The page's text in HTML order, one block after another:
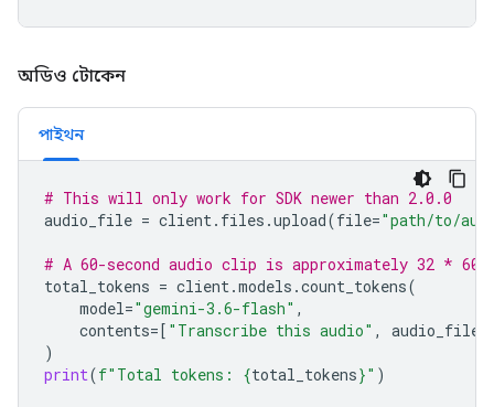
অডিও টোকেন
পাইথন
# This will only work for SDK newer than 2.0.0
audio_file = client. files .upload(file="path/to/
# A 60-second audio clip is approximately 32 * 60
total_tokens = client.models .count_tokens(
model="gemini-3.6-flash" ,
contents=[ "Transcribe this audio" , audio_file
)
print(f"Total tokens: {total_tokens}" )